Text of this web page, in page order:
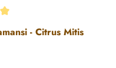
5 von 5 Sternen
- Citrus Mitis